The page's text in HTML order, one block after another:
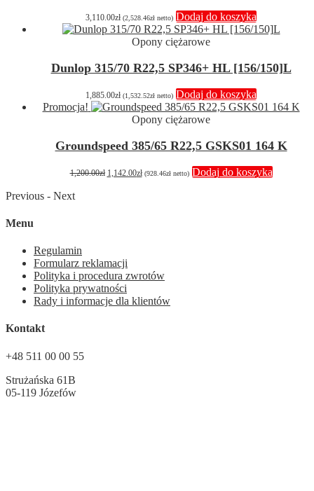
3,110.00zł (2,528.46zł netto) Dodaj do koszyka
Opony ciężarowe
Dunlop 315/70 R22,5 SP346+ HL [156/150]L
1,885.00zł (1,532.52zł netto) Dodaj do koszyka
Promocja!
Opony ciężarowe
Groundspeed 385/65 R22,5 GSKS01 164 K
1,200.00zł Pierwotna
cena
1,142.00złAktualna
cena
(928.46złnetto) Dodaj do koszyka
Previous - Next
Menu
Regulamin
Formularz reklamacji
Polityka i procedura zwrotów
Polityka prywatności
Rady i informacje dla klientów
Kontakt
+48 511 00 00 55
Strużańska 61B
05-119 Józefów